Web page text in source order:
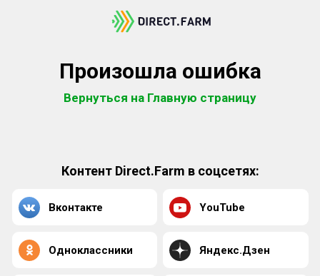
Произошла ошибка
Вернуться на Главную страницу
Контент Direct.Farm в соцсетях:
Вконтакте YouTube
Одноклассники Яндекс.Дзен